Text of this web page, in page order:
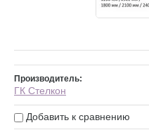
Производитель:
ГК Стелкон
Добавить к сравнению